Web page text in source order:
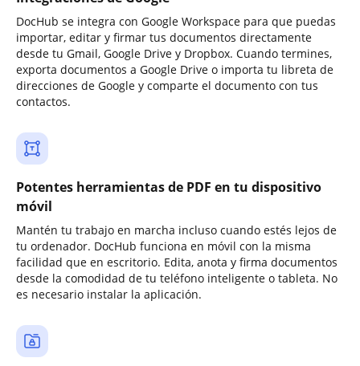
DocHub se integra con Google Workspace para que puedas
importar, editar y firmar tus documentos directamente
desde tu Gmail, Google Drive y Dropbox. Cuando termines,
exporta documentos a Google Drive o importa tu libreta de
direcciones de Google y comparte el documento con tus
contactos.
Potentes herramientas de PDF en tu dispositivo
móvil
Mantén tu trabajo en marcha incluso cuando estés lejos de
tu ordenador. DocHub funciona en móvil con la misma
facilidad que en escritorio. Edita, anota y firma documentos
desde la comodidad de tu teléfono inteligente o tableta. No
es necesario instalar la aplicación.